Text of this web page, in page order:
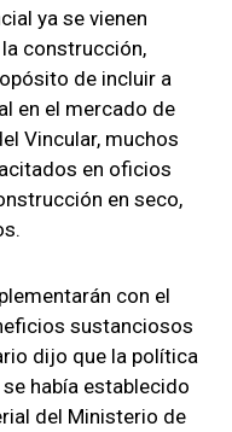
ya se vienen
construcción,
de incluir a
en el mercado de
Vincular, muchos
en oficios
en seco,
con el
sustanciosos
dijo que la política
había establecido
del Ministerio de